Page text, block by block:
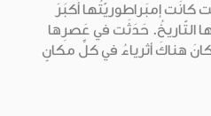
كانَت إمبَراطوريّتُها أَكبَرَ
التّاريخُ. حَدَثَت في عَصرِها
هناكَ أثرياءُ في كلِّ مكانٍ